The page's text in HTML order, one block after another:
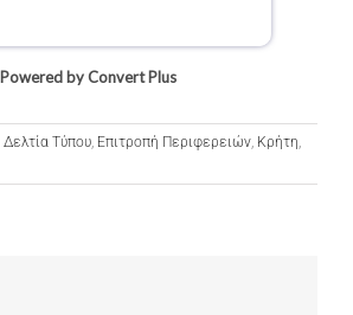
Powered by Convert Plus
Δελτία Τύπου, Επιτροπή Περιφερειών, Κρήτη,